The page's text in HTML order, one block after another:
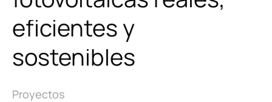
Financiación
Sobre nosotros
eficientesy
sostenibles
Proyectos